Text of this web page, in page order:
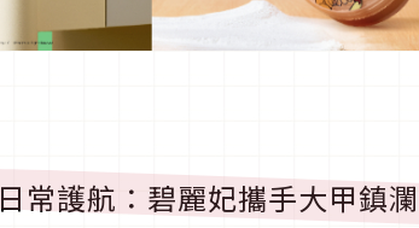
常護航：碧麗妃攜手大甲鎮